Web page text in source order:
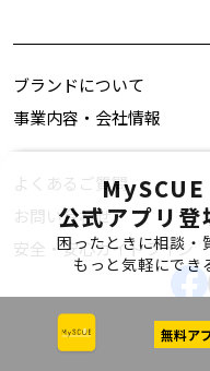
MySCUE
公式アプリ登
困ったときに相談・
もっと気軽にでき
無料ア
ブランドについて
事業内容・会社情報
よくあるご質問
お問い合わせ
安全・安心ガイドライン
Copyright © Aeon